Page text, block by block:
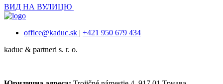
ВИД НА ВУЛИЦЮ
office@kaduc.sk | +421 950 679 434
kaduc & partneri s. r. о.